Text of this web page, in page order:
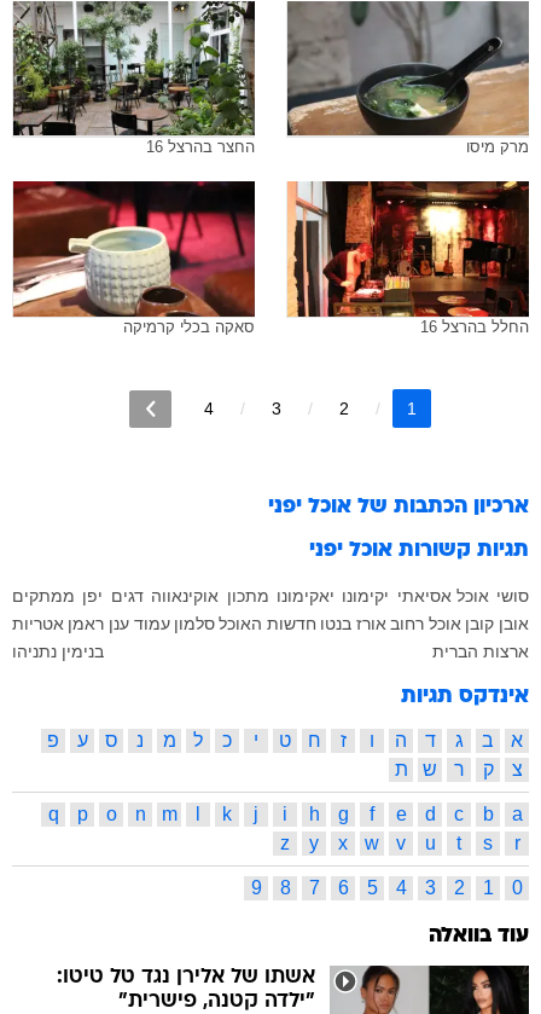
מרק מיסו החצר בהרצל 16
החלל בהרצל 16 סאקה בכלי קרמיקה
1
2
3
4
ארכיון הכתבות של אוכל יפני
תגיות קשורות אוכל יפני
סושי אוכל אסיאתי יקימונו יאקימונו מתכון אוקינאווה דגים יפן ממתקים
אובן קובן אוכל רחוב אורז בנטו חדשות האוכל סלמון עמוד ענן ראמן אטריות
ארצות הברית
בנימין נתניהו
אינדקס תגיות
א ב ג ד ה ו ז ח ט י כ ל מ נ ס ע
פ
צ
ק ר ש ת
a
b
c
d
e
f
g
h
i
j
k
m
n
o
p
q
r
s
t
u
v
w
x
y
z
0
1
2
3
4
5
6
7
8
9
עוד בוואלה
אשתו של אלירן נגד טל טיטו:
"ילדה קטנה, פישרית"